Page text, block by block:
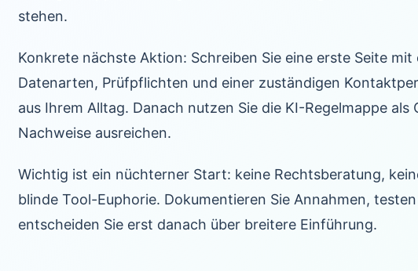
stehen.
Konkrete nächste Aktion: Schreiben Sie eine erste Seite
Datenarten, Prüfpflichten und einer zuständigen
aus Ihrem Alltag. Danach nutzen Sie die KI-Regelmappe
Nachweise ausreichen.
Wichtig ist ein nüchterner Start: keine Rechtsberatung,
blinde Tool-Euphorie. Dokumentieren Sie Annahmen,
entscheiden Sie erst danach über breitere Einführung.